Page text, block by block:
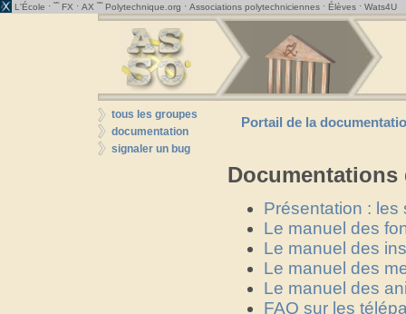
L'École · ˜˜ FX · AX ˜˜ Polytechnique.org · Associations polytechniciennes · Élèves · Wats4U
tous les groupes
documentation
signaler un bug
Portail de la
Présentation :
Le manuel des
Le manuel des
Le manuel des
Le manuel des
FAQ sur les